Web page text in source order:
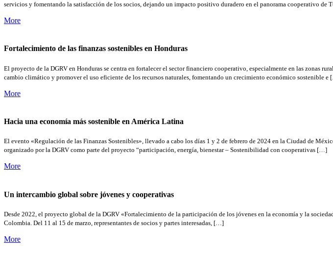
servicios y fomentando la satisfacción de los socios, dejando un impacto positivo duradero en el panorama cooperativo de
More
Fortalecimiento de las finanzas sostenibles en Honduras
El proyecto de la DGRV en Honduras se centra en fortalecer el sector financiero cooperativo, especialmente en las zonas
cambio climático y promover el uso eficiente de los recursos naturales, fomentando un crecimiento económico sostenible
More
Hacia una economía más sostenible en América Latina
El evento «Regulación de las Finanzas Sostenibles», llevado a cabo los días 1 y 2 de febrero de 2024 en la Ciudad de
organizado por la DGRV como parte del proyecto “participación, energía, bienestar – Sostenibilidad con cooperativas […]
More
Un intercambio global sobre jóvenes y cooperativas
Desde 2022, el proyecto global de la DGRV «Fortalecimiento de la participación de los jóvenes en la economía y la
Colombia. Del 11 al 15 de marzo, representantes de socios y partes interesadas, […]
More